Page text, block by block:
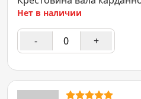
Нет в наличии
- +